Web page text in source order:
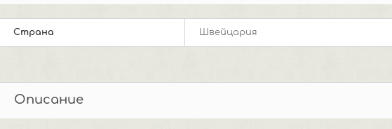
Страна Швейцария
Описание